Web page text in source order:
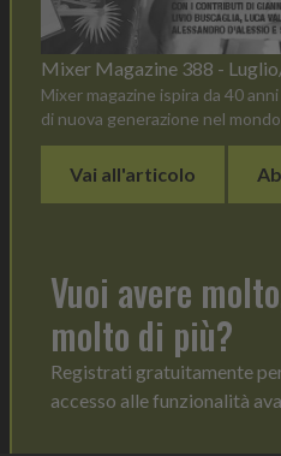
Mixer Magazine 388 -
Mixer magazine ispira da 40
di nuova generazione nel
Vai all'articolo
Vuoi avere
molto di più?
Registrati gratuitamente
accesso alle funzionalità